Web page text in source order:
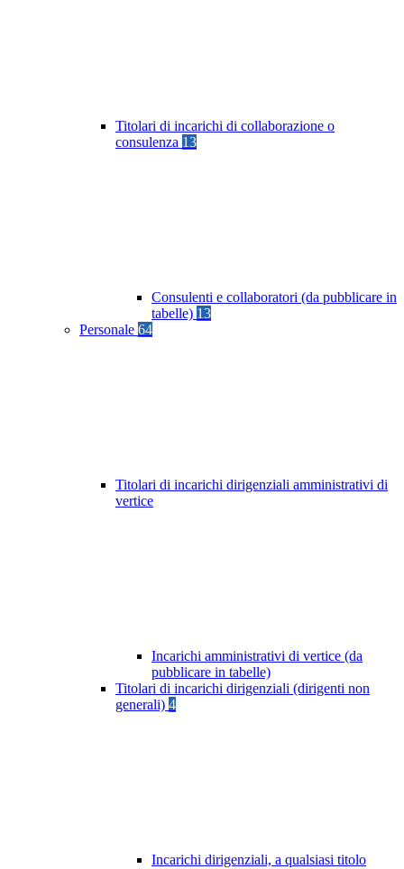
Titolari di incarichi di collaborazione o
consulenza 13
Consulenti e collaboratori (da pubblicare in
tabelle) 13
Personale 64
Titolari di incarichi dirigenziali amministrativi di
vertice
Incarichi amministrativi di vertice (da
pubblicare in tabelle)
Titolari di incarichi dirigenziali (dirigenti non
generali) 4
Incarichi dirigenziali, a qualsiasi titolo